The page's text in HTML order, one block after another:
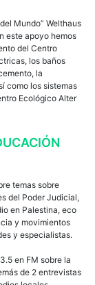
Mundo” Welthaus
este apoyo hemos
del Centro
los baños
la
como los sistemas
Ecológico Alter
temas sobre
del Poder Judicial,
en Palestina, eco
y movimientos
y especialistas.
en FM sobre la
de 2 entrevistas